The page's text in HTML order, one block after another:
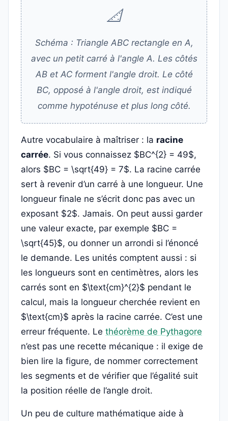
📐
Schéma : Triangle ABC rectangle en A,
avec un petit carré à l'angle A. Les côtés
AB et AC forment l'angle droit. Le côté
BC, opposé à l'angle droit, est indiqué
comme hypoténuse et plus long côté.
Autre vocabulaire à maîtriser : la racine
carrée. Si vous connaissez $BC^{2} = 49$,
alors $BC = \sqrt{49} = 7$. La racine carrée
sert à revenir d’un carré à une longueur. Une
longueur finale ne s’écrit donc pas avec un
exposant $2$. Jamais. On peut aussi garder
une valeur exacte, par exemple $BC =
\sqrt{45}$, ou donner un arrondi si l’énoncé
le demande. Les unités comptent aussi : si
les longueurs sont en centimètres, alors les
carrés sont en $\text{cm}^{2}$ pendant le
calcul, mais la longueur cherchée revient en
$\text{cm}$ après la racine carrée. C’est une
erreur fréquente. Le théorème de Pythagore
n’est pas une recette mécanique : il exige de
bien lire la figure, de nommer correctement
les segments et de vérifier que l’égalité suit
la position réelle de l’angle droit.
Un peu de culture mathématique aide à